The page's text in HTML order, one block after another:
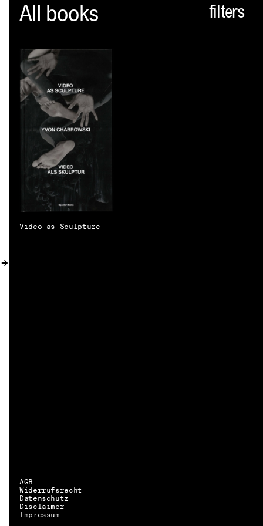
Spector
PROFIL
AKTUELLES
INDEX
WARENKORB (
VERLAGSVORSCHAU
DISTRIBUTION
KONTAKT
DE → EN
All books
Video as Sculpture
AGB
Widerrufsrecht
Datenschutz
Disclaimer
Impressum